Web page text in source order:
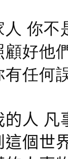
你
好他
任何
人
個世